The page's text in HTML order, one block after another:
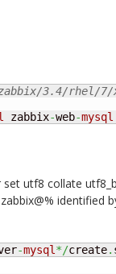
3.4/rhel/7/
zabbix-web-mysql
utf8 collate
identified
-mysql*/create.